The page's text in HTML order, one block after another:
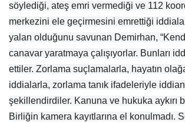
söylediği, ateş emri vermediği ve 112
merkezini ele geçirmesini emrettiği
yalan olduğunu savunan Demirhan,
canavar yaratmaya çalışıyorlar. Bunları
ettiler. Zorlama suçlamalarla, hayatın
iddialarla, zorlama tanık ifadeleriyle
şekillendirdiler. Kanuna ve hukuka aykırı
Birliğin kamera kayıtlarına el konulmadı.